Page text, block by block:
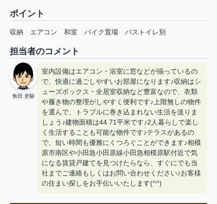
ポイント
収納 エアコン 和室 バイク置場 バストイレ別
担当者のコメント
角田 吏駆
室内設備はエアコン・浴室に窓などが揃っているの
で、快適に過ごしやすいお部屋になります♪収納はシ
ューズボックス・全居室収納など豊富なので、衣類
や履き物の整理がしやすく便利です♪上階無しの物件
を選んで、トラブルに巻き込まれない生活を送りま
しょう♪建物面積は44.71平米です♪2人暮らしで楽し
く生活することも可能な物件です♪テラスがあるの
で、短い時間も優雅にくつろぐことができます♪相模
原市南区や小田急小田原線小田急相模原駅付近で気
になる賃貸戸建てを見つけたらなら、すぐにでも当
社までご連絡もしくはお問い合わせください♪お客様
の住まい探しをお手伝いいたします(^^)